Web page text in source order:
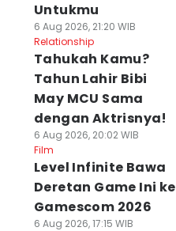
Untukmu
6 Aug 2026, 21:20 WIB
Relationship
Tahukah Kamu?
Tahun Lahir Bibi
May MCU Sama
dengan Aktrisnya!
6 Aug 2026, 20:02 WIB
Film
Level Infinite Bawa
Deretan Game Ini ke
Gamescom 2026
6 Aug 2026, 17:15 WIB